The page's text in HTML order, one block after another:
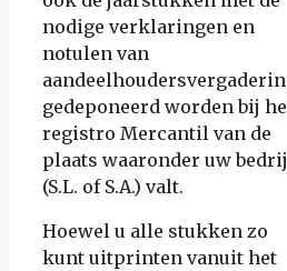
nodige verklaringen en
notulen van
gedeponeerd worden bij
registro Mercantil van de
plaats waaronder uw
(S.L. of S.A.) valt.
Hoewel u alle stukken zo
kunt uitprinten vanuit het